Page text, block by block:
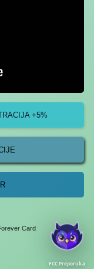
+5%
Card
FCC Preporuka